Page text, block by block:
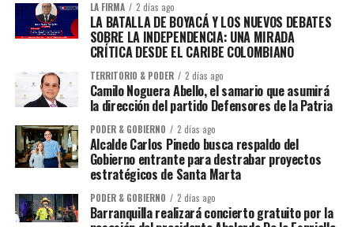
LA FIRMA 2 días ago
LA BATALLA DE BOYACÁ Y LOS NUEVOS DEBATES
SOBRE LA INDEPENDENCIA: UNA MIRADA
CRÍTICA DESDE EL CARIBE COLOMBIANO
TERRITORIO & PODER 2 días ago
Camilo Noguera Abello, el samario que asumirá
la dirección del partido Defensores de la Patria
PODER & GOBIERNO 2 días ago
Alcalde Carlos Pinedo busca respaldo del
Gobierno entrante para destrabar proyectos
estratégicos de Santa Marta
PODER & GOBIERNO 2 días ago
Barranquilla realizará concierto gratuito por la